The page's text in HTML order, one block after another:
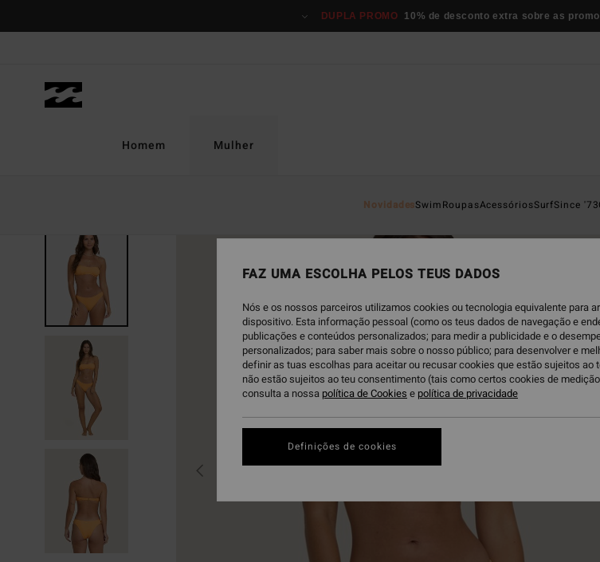
produto
DUPLA PROMO 10% de desconto extra sobre as
Homem Mulher
NovidadesSwimRoupasAcessóriosSurfSince '73
FAZ UMA ESCOLHA PELOS TEUS DADOS
Nós e os nossos parceiros utilizamos cookies ou tecnologia equivalente para
dispositivo. Esta informação pessoal (como os teus dados de navegação e
publicações e conteúdos personalizados; para medir a publicidade e o
personalizados; para saber mais sobre o nosso público; para desenvolver e
definir as tuas escolhas para aceitar ou recusar cookies que estão sujeitos
não estão sujeitos ao teu consentimento (tais como certos cookies de
consulta a nossa política de Cookies e política de privacidade
Definições de cookies